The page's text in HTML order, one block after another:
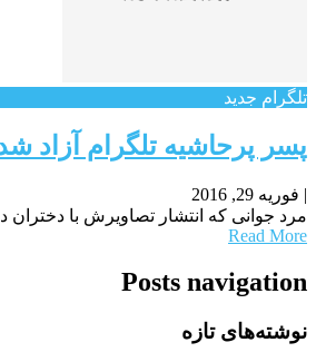
تلگرام جدید
پسر پرحاشیه تلگرام آزاد
| فوریه 29, 2016
مرد جوانی که انتشار تصاویرش با دختران
Read More
Posts navigation
نوشته‌های تازه